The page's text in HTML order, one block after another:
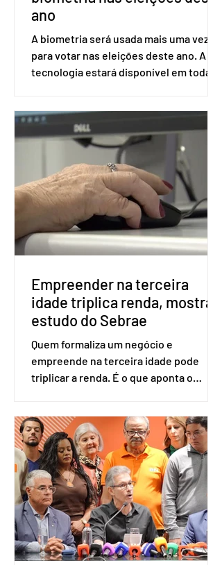
ano
A biometria será usada mais uma vez
para votar nas eleições deste ano. A
tecnologia estará disponível em todas
Apesar da requisição, a biometria não é
obrigatória para exercer o direito ao
voto. Se o título estiver regular, o
eleitor pode votar mesmo sem ter
realizado esse cadastro. Neste caso,
será exigido o documento de
identificação para acesso à urna
eletrônica. Se a urna eletrônica não
reconh
Empreender na terceira
idade triplica renda, mostra
estudo do Sebrae
Quem formaliza um negócio e
empreende na terceira idade pode
triplicar a renda. É o que aponta o
Amostra de Domicílio (PNAD Contínua),
do Serviço Brasileiro de Apoio às Micro
e Pequenas Empresas (Sebrae),
realizado a partir de dados do Instituto
Brasileiro de Geografia e Estatística
(IBGE). O estudo do Sebrae mostra que,
no quarto trimestre de 2025, os
empreendedores 60+ formalizados
atingiram o maior rendime